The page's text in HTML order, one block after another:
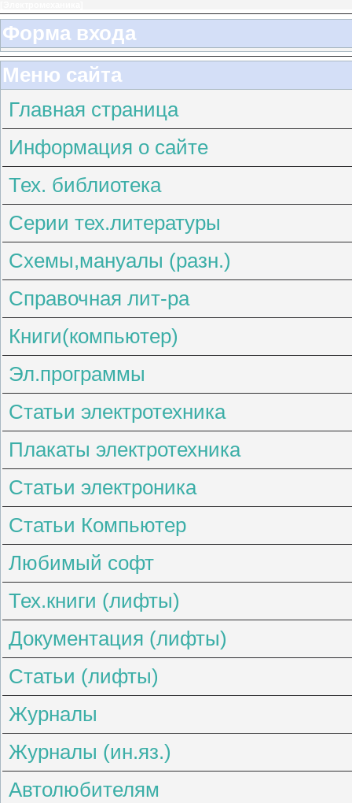
Форма входа
Меню сайта
Главная страница
Информация о сайте
Тех. библиотека
Серии тех.литературы
Схемы,мануалы (разн.)
Справочная лит-ра
Книги(компьютер)
Эл.программы
Статьи электротехника
Плакаты электротехника
Статьи электроника
Статьи Компьютер
Любимый софт
Тех.книги (лифты)
Документация (лифты)
Статьи (лифты)
Журналы
Журналы (ин.яз.)
Автолюбителям